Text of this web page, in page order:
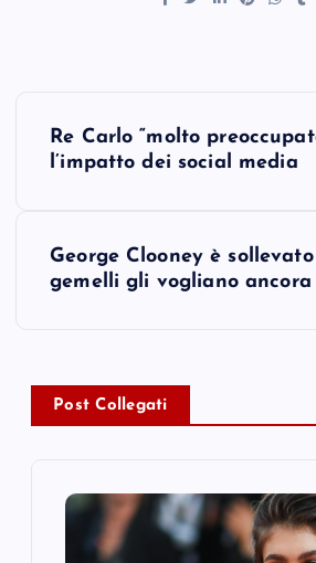
a
v
Re Carlo “molto
l’impatto dei social media
George Clooney è
gemelli gli vogliano ancora
Post Collegati